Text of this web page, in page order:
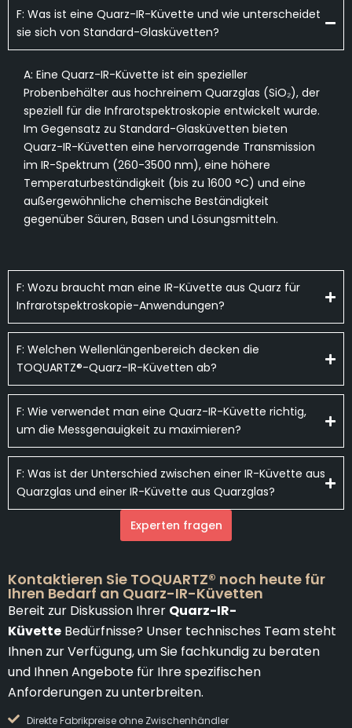
F: Was ist eine Quarz-IR-Küvette und wie unterscheidet
sie sich von Standard-Glasküvetten?
A: Eine Quarz-IR-Küvette ist ein spezieller
Probenbehälter aus hochreinem Quarzglas (SiO₂), der
speziell für die Infrarotspektroskopie entwickelt wurde.
Im Gegensatz zu Standard-Glasküvetten bieten
Quarz-IR-Küvetten eine hervorragende Transmission
im IR-Spektrum (260-3500 nm), eine höhere
Temperaturbeständigkeit (bis zu 1600 °C) und eine
außergewöhnliche chemische Beständigkeit
gegenüber Säuren, Basen und Lösungsmitteln.
F: Wozu braucht man eine IR-Küvette aus Quarz für
Infrarotspektroskopie-Anwendungen?
F: Welchen Wellenlängenbereich decken die
TOQUARTZ®-Quarz-IR-Küvetten ab?
F: Wie verwendet man eine Quarz-IR-Küvette richtig,
um die Messgenauigkeit zu maximieren?
F: Was ist der Unterschied zwischen einer IR-Küvette aus
Quarzglas und einer IR-Küvette aus Quarzglas?
Experten fragen
Kontaktieren Sie TOQUARTZ® noch heute für
Ihren Bedarf an Quarz-IR-Küvetten
Bereit zur Diskussion Ihrer Quarz-IR-
Küvette Bedürfnisse? Unser technisches Team steht
Ihnen zur Verfügung, um Sie fachkundig zu beraten
und Ihnen Angebote für Ihre spezifischen
Anforderungen zu unterbreiten.
Direkte Fabrikpreise ohne Zwischenhändler